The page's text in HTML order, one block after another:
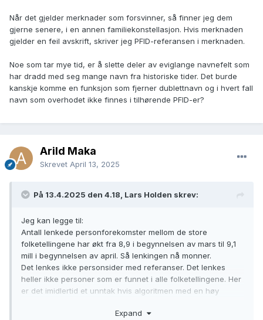
Når det gjelder merknader som forsvinner, så finner jeg dem
gjerne senere, i en annen familiekonstellasjon. Hvis merknaden
gjelder en feil avskrift, skriver jeg PFID-referansen i merknaden.
Noe som tar mye tid, er å slette deler av eviglange navnefelt som
har dradd med seg mange navn fra historiske tider. Det burde
kanskje komme en funksjon som fjerner dublettnavn og i hvert fall
navn som overhodet ikke finnes i tilhørende PFID-er?
Arild Maka
Skrevet April 13, 2025
På 13.4.2025 den 4.18, Lars Holden skrev:
Jeg kan legge til:
Antall lenkede personforekomster mellom de store
folketellingene har økt fra 8,9 i begynnelsen av mars til 9,1
mill i begynnelsen av april. Så lenkingen nå monner.
Det lenkes ikke personsider med referanser. Det lenkes
heller ikke personer som er funnet i alle folketellingene. Her
er det imidlertid et unntak hvis algoritmen med en høy
lenke til en personforekomst og etterpå splitte. Dette gjelder
Expand